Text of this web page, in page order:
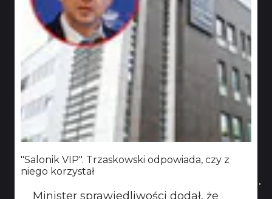
"Salonik VIP". Trzaskowski odpowiada, czy z
niego korzystał
Minister sprawiedliwości dodał, że